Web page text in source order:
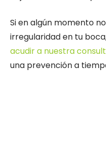
Si en algún momento
irregularidad en tu
acudir a nuestra
una prevención a